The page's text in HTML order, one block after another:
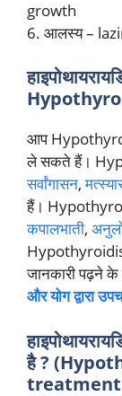
growth
6. आलस्य –
आप
ले सकते हैं।
सर्वांगासन,
हैं।
कपालभाती,
जानकारी पढ़ने
और योग द्वारा
है ?